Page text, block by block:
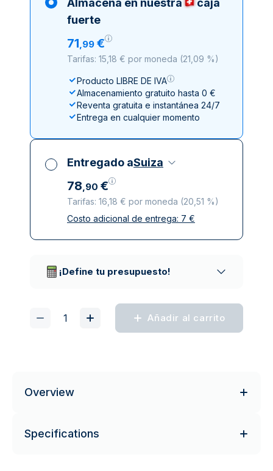
Almacena en nuestra
caja
fuerte
71,99 €
Tarifas: 15,18 € por moneda (21,09 %)
Producto LIBRE DE IVA
Almacenamiento gratuito hasta 0 €
Reventa gratuita e instantánea 24/7
Entrega en cualquier momento
Entregado aSuiza
78,90 €
Tarifas: 16,18 € por moneda (20,51 %)
Impuestos incluidos
Costo adicional de entrega: 7 €
¡Define tu presupuesto!
Añadir al carrito
Overview
Specifications